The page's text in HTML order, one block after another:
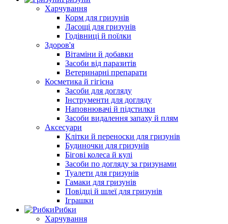
Харчування
Корм для гризунів
Ласощі для гризунів
Годівниці й поїлки
Здоров'я
Вітаміни й добавки
Засоби від паразитів
Ветеринарні препарати
Косметика й гігієна
Засоби для догляду
Інструменти для догляду
Наповнювачі й підстилки
Засоби видалення запаху й плям
Аксесуари
Клітки й переноски для гризунів
Будиночки для гризунів
Бігові колеса й кулі
Засоби по догляду за гризунами
Туалети для гризунів
Гамаки для гризунів
Повідці й шлеї для гризунів
Іграшки
Рибки
Харчування